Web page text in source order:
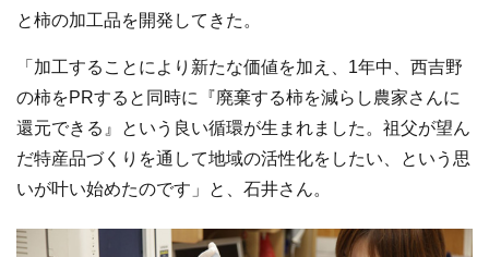
と柿の加工品を開発してきた。
「加工することにより新たな価値を加え、1年中、西吉野
の柿をPRすると同時に『廃棄する柿を減らし農家さんに
還元できる』という良い循環が生まれました。祖父が望ん
だ特産品づくりを通して地域の活性化をしたい、という思
いが叶い始めたのです」と、石井さん。